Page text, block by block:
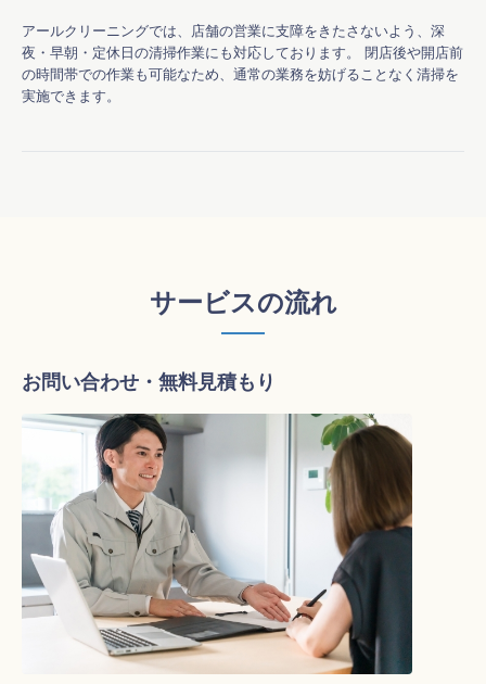
アールクリーニングでは、店舗の営業に支障をきたさないよう、深
夜・早朝・定休日の清掃作業にも対応しております。 閉店後や開店前
の時間帯での作業も可能なため、通常の業務を妨げることなく清掃を
実施できます。
サービスの流れ
お問い合わせ・無料見積もり